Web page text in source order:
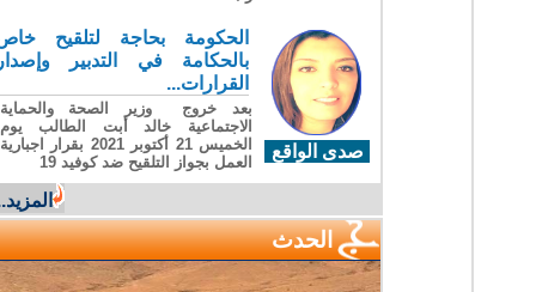
صدى الواقع
الحكومة بحاجة لتلقيح خاص
بالحكامة في التدبير وإصدار
القرارات...
بعد خروج وزير الصحة والحماية
الاجتماعية خالد أبت الطالب يوم
الخميس 21 أكتوبر 2021 بقرار اجبارية
العمل بجواز التلقيح ضد كوفيد 19
المزيد...
الحدث